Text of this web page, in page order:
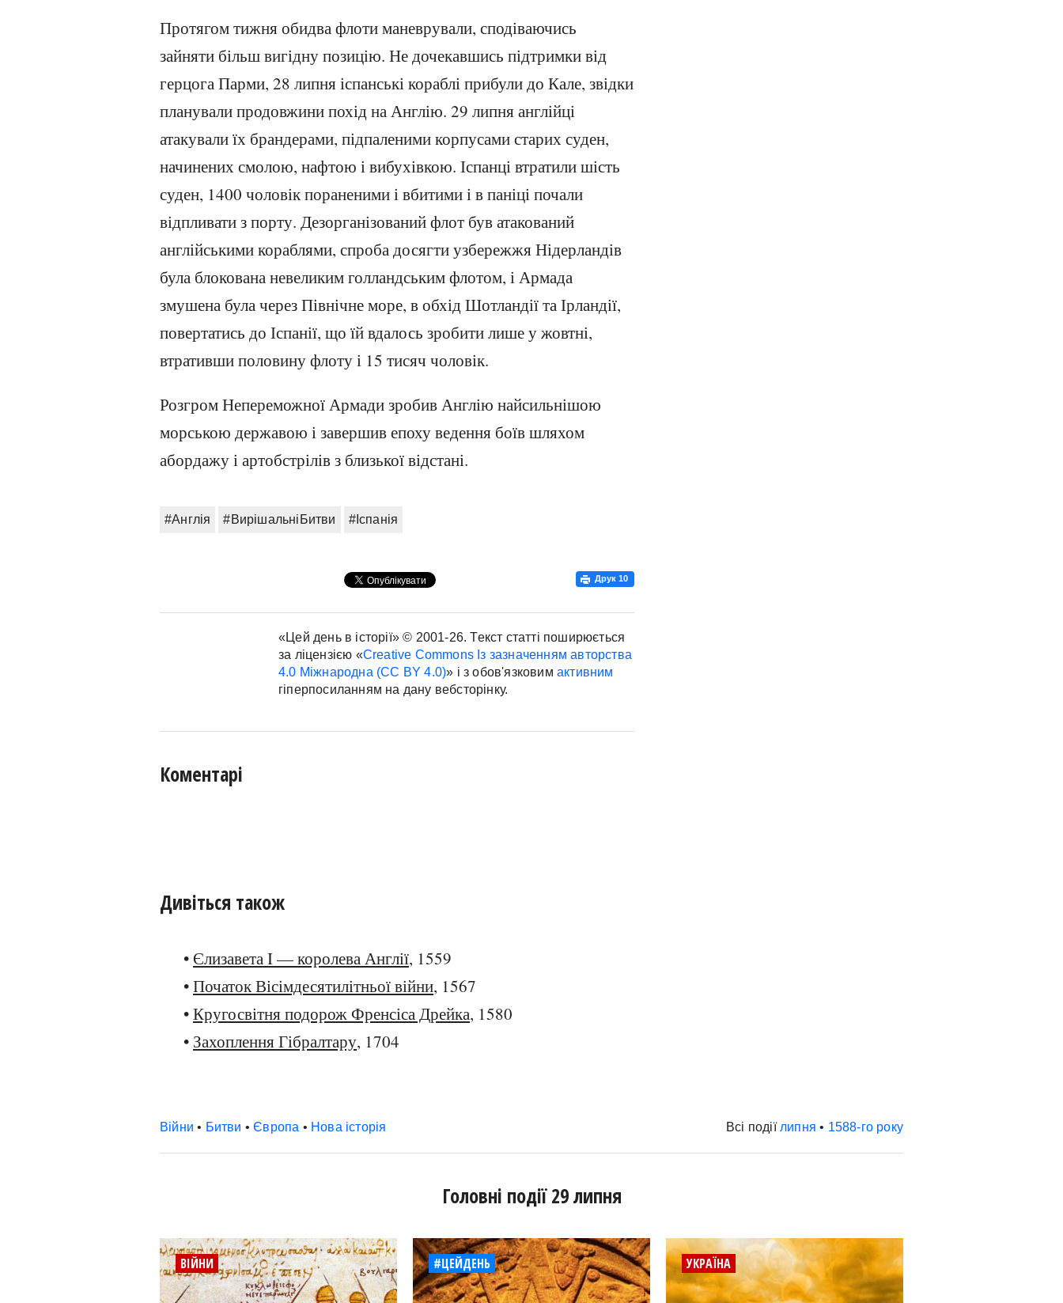
Протягом тижня обидва флоти маневрували, сподіваючись
зайняти більш вигідну позицію. Не дочекавшись підтримки від
герцога Парми, 28 липня іспанські кораблі прибули до Кале, звідки
планували продовжини похід на Англію. 29 липня англійці
атакували їх брандерами, підпаленими корпусами старих суден,
начинених смолою, нафтою і вибухівкою. Іспанці втратили шість
суден, 1400 чоловік пораненими і вбитими і в паніці почали
відпливати з порту. Дезорганізований флот був атакований
англійськими кораблями, спроба досягти узбережжя Нідерландів
була блокована невеликим голландським флотом, і Армада
змушена була через Північне море, в обхід Шотландії та Ірландії,
повертатись до Іспанії, що їй вдалось зробити лише у жовтні,
втративши половину флоту і 15 тисяч чоловік.
Розгром Непереможної Армади зробив Англію найсильнішою
морською державою і завершив епоху ведення боїв шляхом
абордажу і артобстрілів з близької відстані.
#Англія #ВирішальніБитви #Іспанія
Друк 10
«Цей день в історії» © 2001-26. Текст статті поширюється
за ліцензією «Creative Commons Із зазначенням авторства
4.0 Міжнародна (CC BY 4.0)» і з обов'язковимактивним
гіперпосиланням на дану вебсторінку.
Коментарі
Дивіться також
•Єлизавета I — королева Англії, 1559
•Початок Вісімдесятилітньої війни, 1567
•Кругосвітня подорож Френсіса Дрейка, 1580
• Захоплення Гібралтару, 1704
Війни • Битви •Європа • Нова історія Всі події липня • 1588-го року
Головні події 29 липня
ВІЙНИ #ЦЕЙДЕНЬ УКРАЇНА